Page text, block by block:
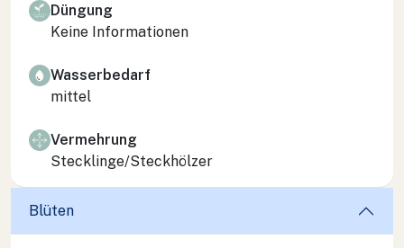
Düngung
Keine Informationen
Wasserbedarf
mittel
Vermehrung
Stecklinge/Steckhölzer
Blüten